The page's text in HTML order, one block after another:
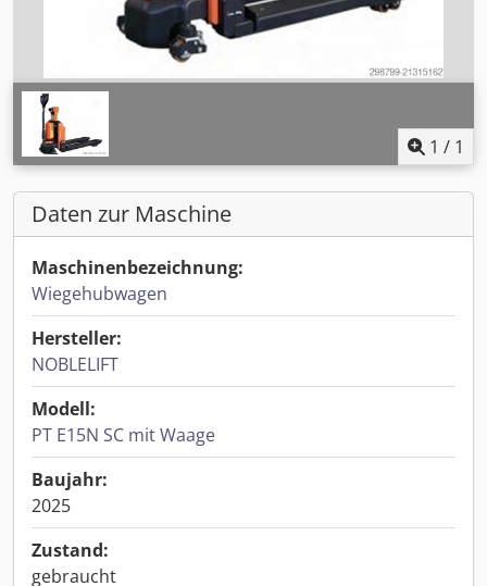
1 / 1
Daten zur Maschine
Maschinenbezeichnung:
Wiegehubwagen
Hersteller:
NOBLELIFT
Modell:
PT E15N SC mit Waage
Baujahr:
2025
Zustand:
gebraucht